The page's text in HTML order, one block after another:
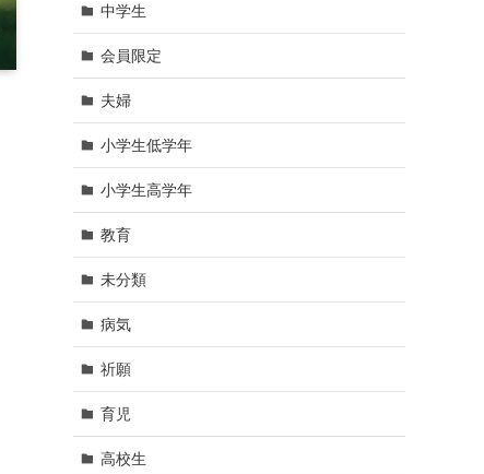
中学生
会員限定
夫婦
小学生低学年
小学生高学年
教育
未分類
病気
祈願
育児
高校生